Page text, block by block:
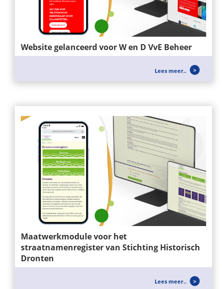
Website gelanceerd voor W en D VvE Beheer
Voor W&D VvE BEHEER hebben wij een nieuwe
website mogen opzetten, zei richten...Lees meer..
Maatwerkmodule voor het
straatnamenregister van Stichting Historisch
Dronten
Wij ontwikkelen niet alleen websites, maar ook
Lees meer..